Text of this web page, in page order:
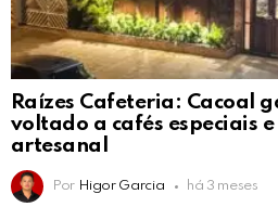
Raízes Cafeteria: Cacoal
voltado a cafés especiais
artesanal
Por Higor Garcia há 3 meses